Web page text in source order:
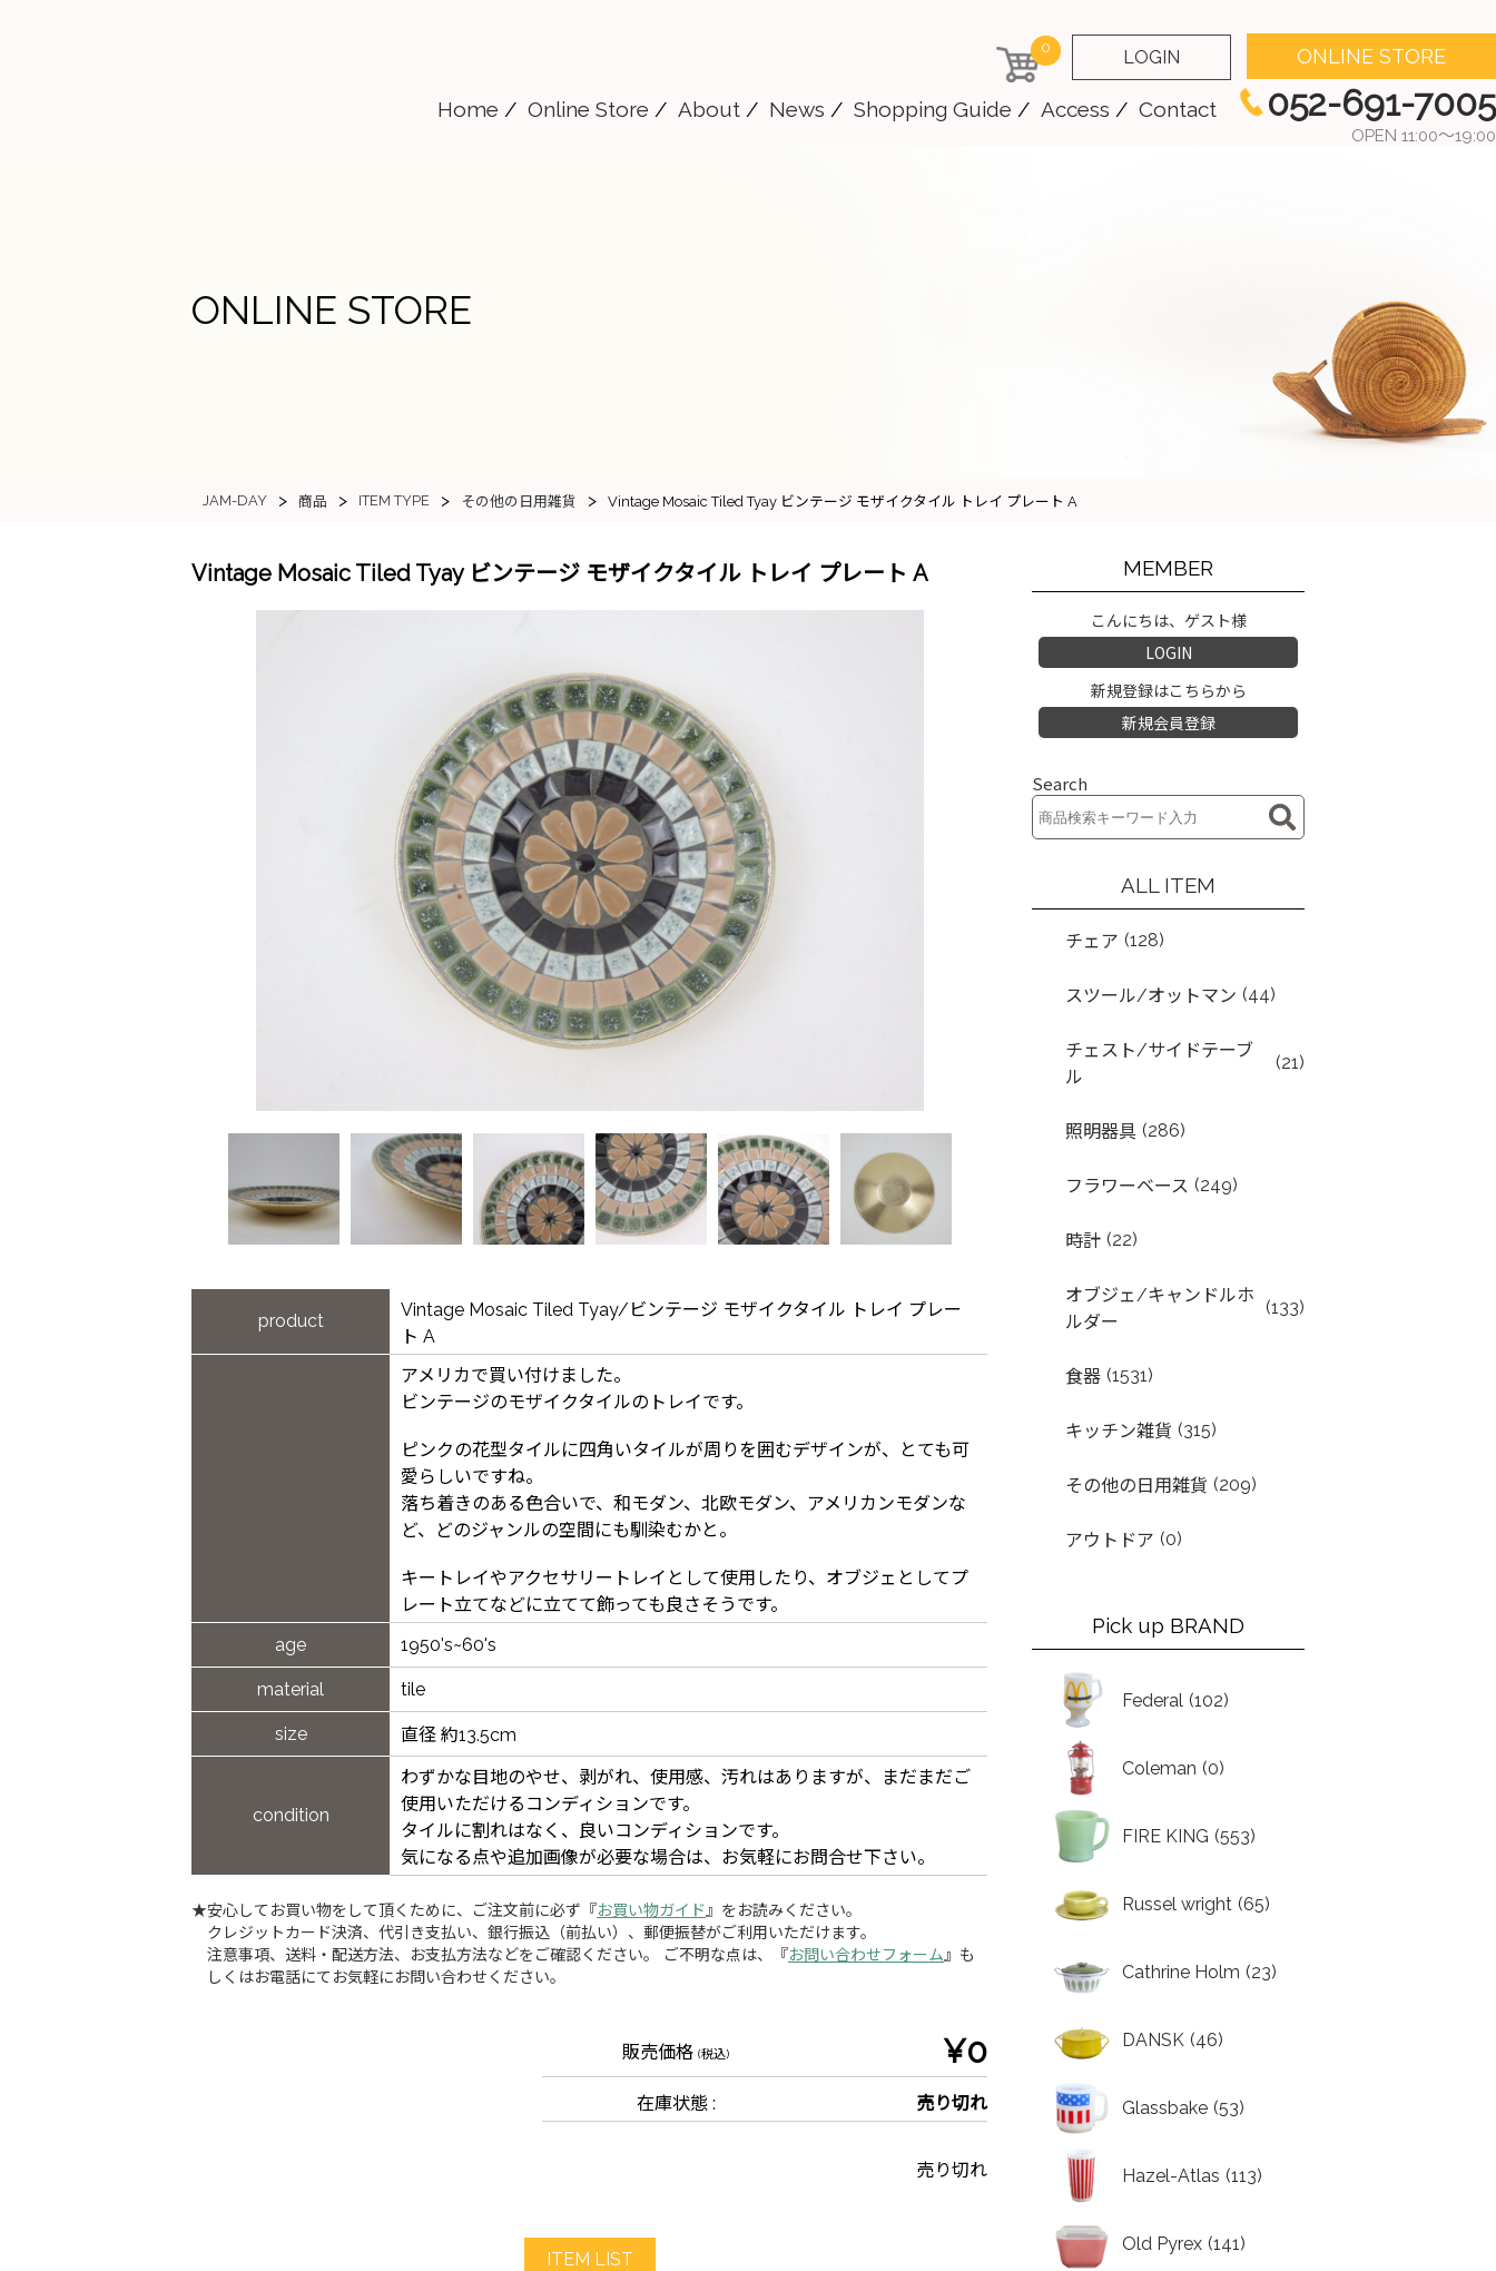
0 LOGIN ONLINE STORE
Home Online Store About News Shopping Guide Access Contact 052-691-7005
OPEN 11:00～19:00
ONLINE STORE
JAM-DAY > 商品 > ITEM TYPE > その他の日用雑貨 > Vintage Mosaic Tiled Tyay ビンテージ モザイクタイル トレイ プレート A
Vintage Mosaic Tiled Tyay ビンテージ モザイクタイル トレイ プレート A
product
Vintage Mosaic Tiled Tyay/ビンテージ モザイクタイル トレイ プレー
ト A
アメリカで買い付けました。
ビンテージのモザイクタイルのトレイです。
ピンクの花型タイルに四角いタイルが周りを囲むデザインが、とても可
愛らしいですね。
落ち着きのある色合いで、和モダン、北欧モダン、アメリカンモダンな
ど、どのジャンルの空間にも馴染むかと。
キートレイやアクセサリートレイとして使用したり、オブジェとしてプ
レート立てなどに立てて飾っても良さそうです。
age
1950's~60's
material tile
size 直径 約13.5cm
condition
わずかな目地のやせ、剥がれ、使用感、汚れはありますが、まだまだご
使用いただけるコンディションです。
タイルに割れはなく、良いコンディションです。
気になる点や追加画像が必要な場合は、お気軽にお問合せ下さい。
★安心してお買い物をして頂くために、ご注文前に必ず『お買い物ガイド 』をお読みください。
クレジットカード決済、代引き支払い、銀行振込（前払い）、郵便振替がご利用いただけます。
注意事項、送料・配送方法、お支払方法などをご確認ください。 ご不明な点は、『お問い合わせフォーム 』も
しくはお電話にてお気軽にお問い合わせください。
販売価格(税込) ¥0
在庫状態 : 売り切れ
売り切れ
ITEM LIST
MEMBER
こんにちは、ゲスト様
LOGIN
新規登録はこちらから
新規会員登録
Search
ALL ITEM
チェア (128)
スツール/オットマン (44)
チェスト/サイドテーブ
ル
(21)
照明器具 (286)
フラワーベース (249)
時計 (22)
オブジェ/キャンドルホ
ルダー
(133)
食器 (1531)
キッチン雑貨 (315)
その他の日用雑貨 (209)
アウトドア (0)
Pick up BRAND
Federal (102)
Coleman (0)
FIRE KING (553)
Russel wright (65)
Cathrine Holm (23)
DANSK (46)
Glassbake (53)
Hazel-Atlas (113)
Old Pyrex (141)